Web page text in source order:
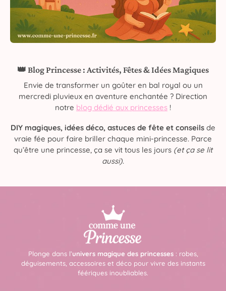
👑 Blog Princesse : Activités, Fêtes & Idées Magiques
Envie de transformer un goûter en bal royal ou un
mercredi pluvieux en aventure enchantée ? Direction
notre blog dédié aux princesses !
DIY magiques, idées déco, astuces de fête et conseils de
vraie fée pour faire briller chaque mini-princesse. Parce
qu’être une princesse, ça se vit tous les jours (et ça se lit
aussi).
Plonge dans l’univers magique des princesses: robes,
déguisements, accessoires et déco pour vivre des instants
féériques inoubliables.